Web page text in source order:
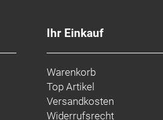
Ihr Einkauf
Warenkorb
Top Artikel
Versandkosten
Widerrufsrecht